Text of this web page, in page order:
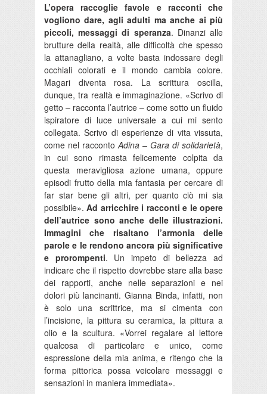
L’opera raccoglie favole e racconti che
vogliono dare, agli adulti ma anche ai più
piccoli, messaggi di speranza. Dinanzi alle
brutture della realtà, alle difficoltà che spesso
la attanagliano, a volte basta indossare degli
occhiali colorati e il mondo cambia colore.
Magari diventa rosa. La scrittura oscilla,
dunque, tra realtà e immaginazione. «Scrivo di
getto – racconta l’autrice – come sotto un fluido
ispiratore di luce universale a cui mi sento
collegata. Scrivo di esperienze di vita vissuta,
come nel racconto Adina – Gara di solidarietà,
in cui sono rimasta felicemente colpita da
questa meravigliosa azione umana, oppure
episodi frutto della mia fantasia per cercare di
far star bene gli altri, per quanto ciò mi sia
possibile».Ad arricchire i racconti e le opere
dell’autrice sono anche delle illustrazioni.
Immagini che risaltano l’armonia delle
parole e le rendono ancora più significative
e prorompenti. Un impeto di bellezza ad
indicare che il rispetto dovrebbe stare alla base
dei rapporti, anche nelle separazioni e nei
dolori più lancinanti. Gianna Binda, infatti, non
è solo una scrittrice, ma si cimenta con
l’incisione, la pittura su ceramica, la pittura a
olio e la scultura. «Vorrei regalare al lettore
qualcosa di particolare e unico, come
espressione della mia anima, e ritengo che la
forma pittorica possa veicolare messaggi e
sensazioni in maniera immediata».